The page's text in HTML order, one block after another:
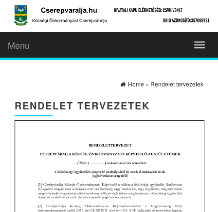
Menu
Home » Rendelet tervezetek
RENDELET TERVEZETEK